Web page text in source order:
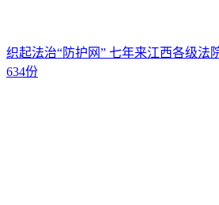
织起法治“防护网” 七年来江西各级法
634份